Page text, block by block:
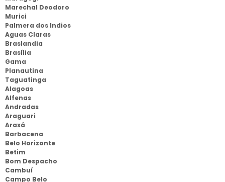
Marechal Deodoro
Murici
Palmera dos Indios
Aguas Claras
Braslandia
Brasília
Gama
Planautina
Taguatinga
Alagoas
Alfenas
Andradas
Araguari
Araxá
Barbacena
Belo Horizonte
Betim
Bom Despacho
Cambuí
Campo Belo